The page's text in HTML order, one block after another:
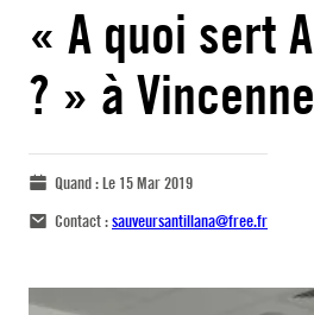
« A quoi sert
? » à
Quand :Le 15 Mar 2019
Contact :sauveursantillana@free.fr